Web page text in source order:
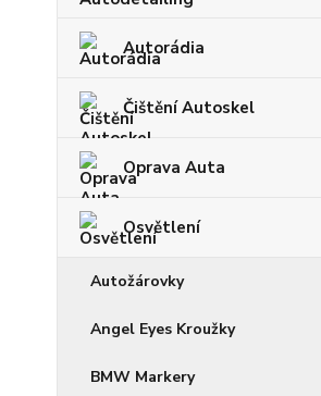
Autorádia
Čištění Autoskel
Oprava Auta
Osvětlení
Autožárovky
Angel Eyes Kroužky
BMW Markery